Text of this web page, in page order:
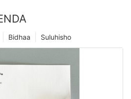
Suluhisho
Bidhaa